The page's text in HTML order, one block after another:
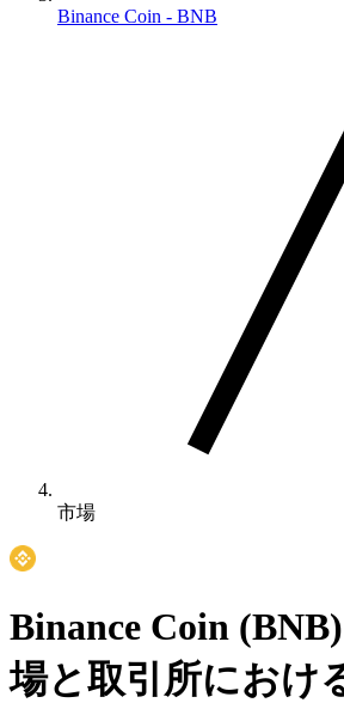
Binance Coin - BNB
市場
Binance Coin
場と取引所におけ